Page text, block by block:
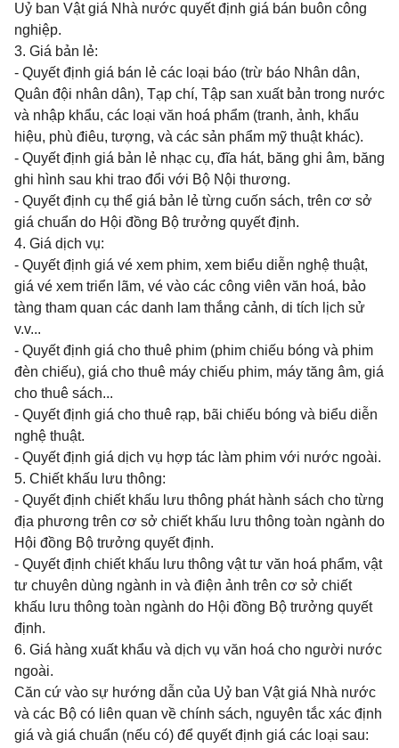
Uỷ ban Vật giá Nhà nước quyết định giá bán buôn công
nghiệp.
3. Giá bản lẻ:
- Quyết định giá bán lẻ các loại báo (trừ báo Nhân dân,
Quân đội nhân dân), Tạp chí, Tập san xuất bản trong nước
và nhập khẩu, các loại văn hoá phẩm (tranh, ảnh, khẩu
hiệu, phù điêu, tượng, và các sản phẩm mỹ thuật khác).
- Quyết định giá bản lẻ nhạc cụ, đĩa hát, băng ghi âm, băng
ghi hình sau khi trao đổi với Bộ Nội thương.
- Quyết định cụ thể giá bản lẻ từng cuốn sách, trên cơ sở
giá chuẩn do Hội đồng Bộ trưởng quyết định.
4. Giá dịch vụ:
- Quyết định giá vé xem phim, xem biểu diễn nghệ thuật,
giá vé xem triển lãm, vé vào các công viên văn hoá, bảo
tàng tham quan các danh lam thắng cảnh, di tích lịch sử
v.v...
- Quyết định giá cho thuê phim (phim chiếu bóng và phim
đèn chiếu), giá cho thuê máy chiếu phim, máy tăng âm, giá
cho thuê sách...
- Quyết định giá cho thuê rạp, bãi chiếu bóng và biểu diễn
nghệ thuật.
- Quyết định giá dịch vụ hợp tác làm phim với nước ngoài.
5. Chiết khấu lưu thông:
- Quyết định chiết khấu lưu thông phát hành sách cho từng
địa phương trên cơ sở chiết khấu lưu thông toàn ngành do
Hội đồng Bộ trưởng quyết định.
- Quyết định chiết khấu lưu thông vật tư văn hoá phẩm, vật
tư chuyên dùng ngành in và điện ảnh trên cơ sở chiết
khấu lưu thông toàn ngành do Hội đồng Bộ trưởng quyết
định.
6. Giá hàng xuất khẩu và dịch vụ văn hoá cho người nước
ngoài.
Căn cứ vào sự hướng dẫn của Uỷ ban Vật giá Nhà nước
và các Bộ có liên quan về chính sách, nguyên tắc xác định
giá và giá chuẩn (nếu có) để quyết định giá các loại sau: